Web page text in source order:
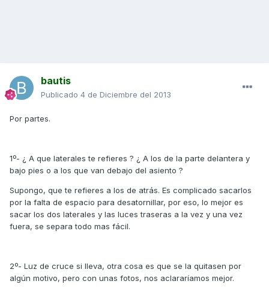
bautis
Publicado 4 de Diciembre del 2013
Por partes.
1º- ¿ A que laterales te refieres ? ¿ A los de la parte delantera y
bajo pies o a los que van debajo del asiento ?
Supongo, que te refieres a los de atrás. Es complicado sacarlos
por la falta de espacio para desatornillar, por eso, lo mejor es
sacar los dos laterales y las luces traseras a la vez y una vez
fuera, se separa todo mas fácil.
2º- Luz de cruce si lleva, otra cosa es que se la quitasen por
algún motivo, pero con unas fotos, nos aclararíamos mejor.